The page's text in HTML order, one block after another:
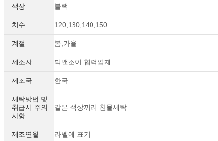
색상 블랙
치수 120,130,140,150
계절 봄,가을
제조자 빅앤조이 협력업체
제조국 한국
세탁방법 및
취급시 주의
사항
같은 색상끼리 찬물세탁
제조연월 라벨에 표기